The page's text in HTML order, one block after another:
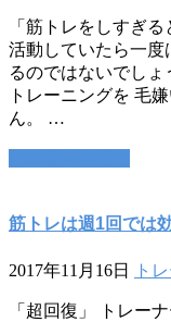
「筋トレをしすぎ
活動していたら一度
るのではないでしょ
トレーニングを 毛
ん。 …
筋トレは週1回では
2017年11月16日 ト
「超回復」 トレー